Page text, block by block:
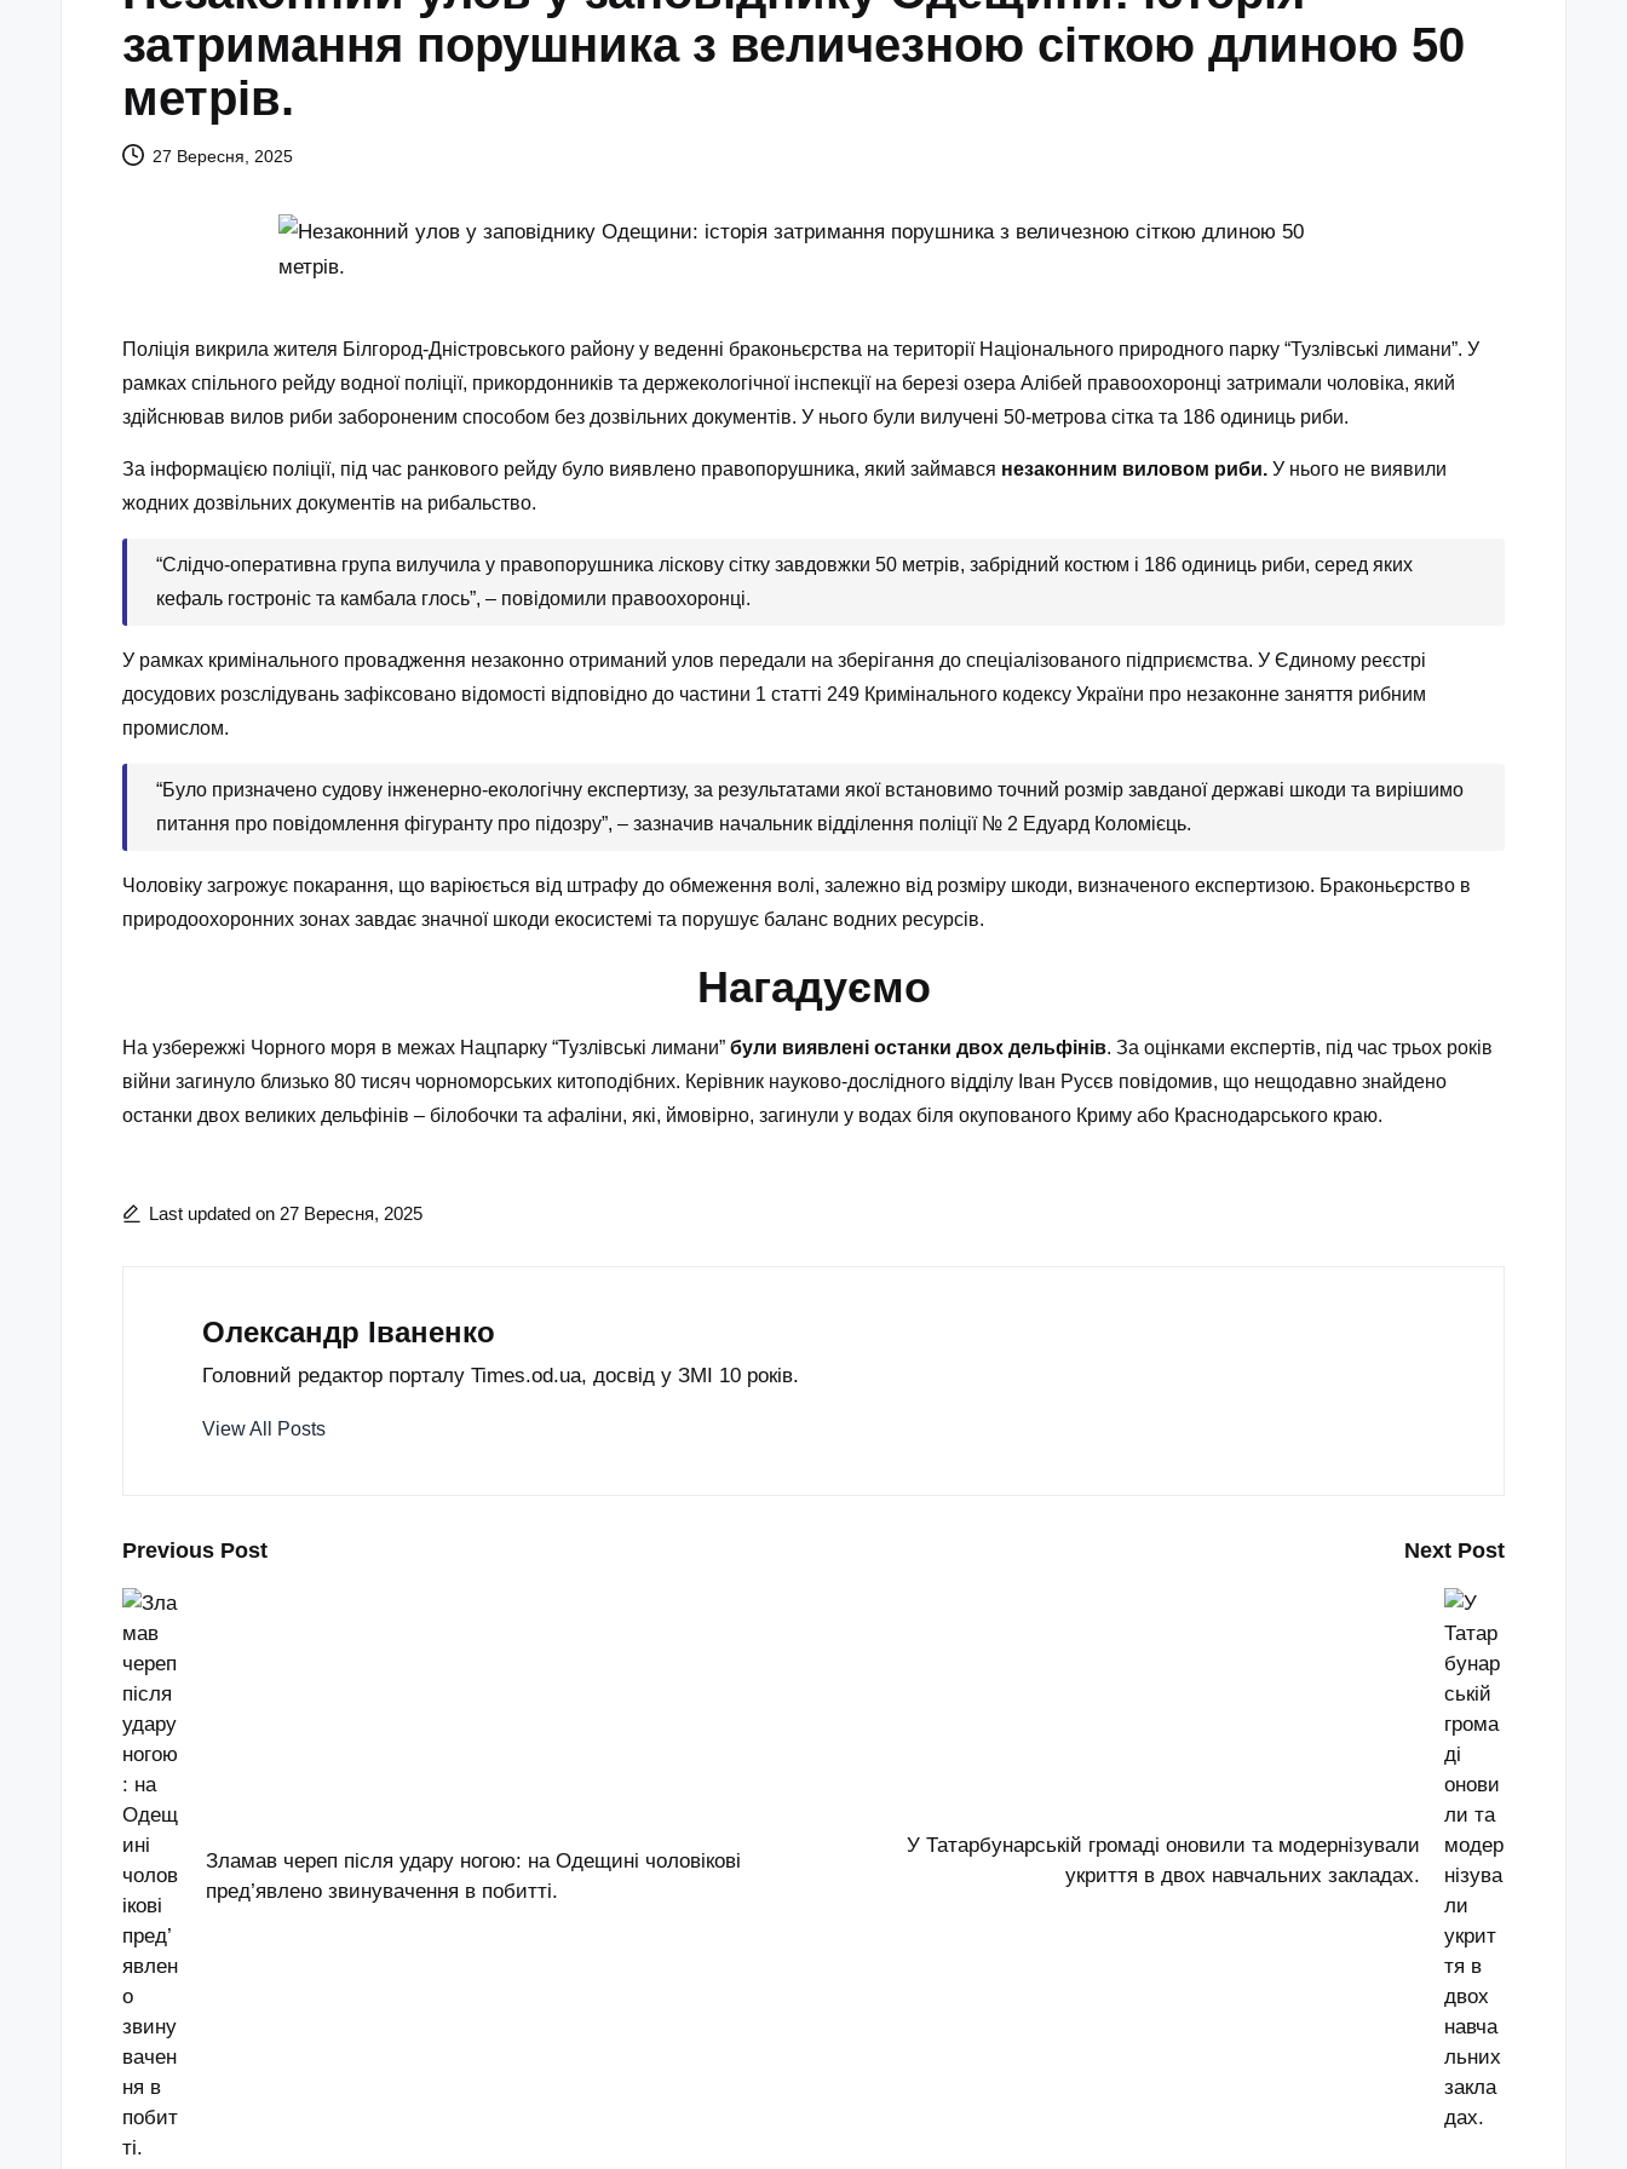
затримання порушника з величезною сіткою длиною 50
метрів.
27 Вересня, 2025
Поліція викрила жителя Білгород-Дністровського району у веденні браконьєрства на території Національного природного парку “Тузлівські лимани”. У
рамках спільного рейду водної поліції, прикордонників та держекологічної інспекції на березі озера Алібей правоохоронці затримали чоловіка, який
здійснював вилов риби забороненим способом без дозвільних документів. У нього були вилучені 50-метрова сітка та 186 одиниць риби.
За інформацією поліції, під час ранкового рейду було виявлено правопорушника, який займався незаконним виловом риби. У нього не виявили
жодних дозвільних документів на рибальство.
“Слідчо-оперативна група вилучила у правопорушника ліскову сітку завдовжки 50 метрів, забрідний костюм і 186 одиниць риби, серед яких
кефаль гостроніс та камбала глось”, – повідомили правоохоронці.
У рамках кримінального провадження незаконно отриманий улов передали на зберігання до спеціалізованого підприємства. У Єдиному реєстрі
досудових розслідувань зафіксовано відомості відповідно до частини 1 статті 249 Кримінального кодексу України про незаконне заняття рибним
промислом.
“Було призначено судову інженерно-екологічну експертизу, за результатами якої встановимо точний розмір завданої державі шкоди та вирішимо
питання про повідомлення фігуранту про підозру”, – зазначив начальник відділення поліції № 2 Едуард Коломієць.
Чоловіку загрожує покарання, що варіюється від штрафу до обмеження волі, залежно від розміру шкоди, визначеного експертизою. Браконьєрство в
природоохоронних зонах завдає значної шкоди екосистемі та порушує баланс водних ресурсів.
Нагадуємо
На узбережжі Чорного моря в межах Нацпарку “Тузлівські лимани” були виявлені останки двох дельфінів. За оцінками експертів, під час трьох років
війни загинуло близько 80 тисяч чорноморських китоподібних. Керівник науково-дослідного відділу Іван Русєв повідомив, що нещодавно знайдено
останки двох великих дельфінів – білобочки та афаліни, які, ймовірно, загинули у водах біля окупованого Криму або Краснодарського краю.
Last updated on 27 Вересня, 2025
Олександр Іваненко
Головний редактор порталу Times.od.ua, досвід у ЗМІ 10 років.
View All Posts
Post
navigation
Previous Post
Зламав череп після удару ногою: на Одещині чоловікові
пред’явлено звинувачення в побитті.
Next Post
У Татарбунарській громаді оновили та модернізували
укриття в двох навчальних закладах.